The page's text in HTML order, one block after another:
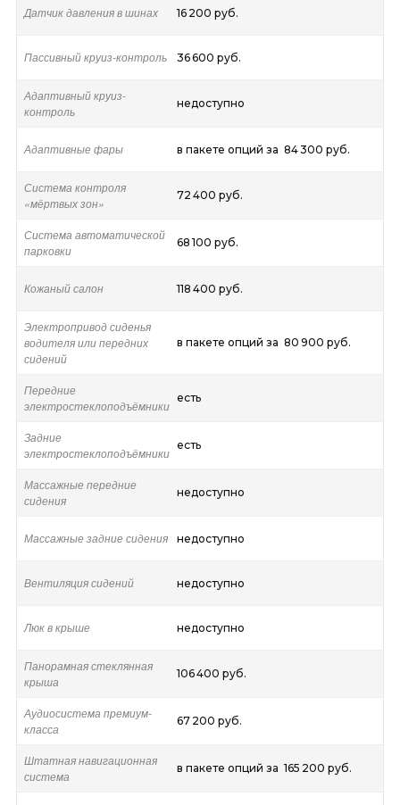
Датчик давления в шинах 16 200 руб.
Пассивный круиз-контроль 36 600 руб.
Адаптивный круиз-
контроль
недоступно
Адаптивные фары в пакете опций за 84 300 руб.
Система контроля
«мёртвых зон»
72 400 руб.
Система автоматической
парковки
68 100 руб.
Кожаный салон 118 400 руб.
Электропривод сиденья
водителя или передних
сидений
в пакете опций за 80 900 руб.
Передние
электростеклоподъёмники
есть
Задние
электростеклоподъёмники
есть
Массажные передние
сидения
недоступно
Массажные задние сидения недоступно
Вентиляция сидений недоступно
Люк в крыше недоступно
Панорамная стеклянная
крыша
106 400 руб.
Аудиосистема премиум-
класса
67 200 руб.
Штатная навигационная
система
в пакете опций за 165 200 руб.